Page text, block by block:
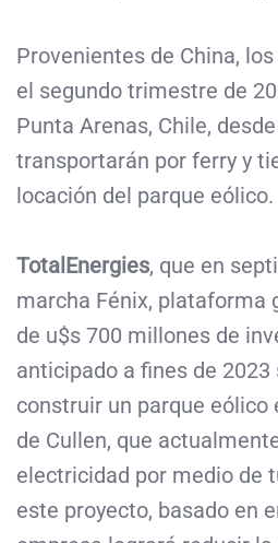
Provenientes de China,
el segundo trimestre de
Punta Arenas, Chile,
transportarán por ferry y
locación del parque eólico.
TotalEnergies, que en
marcha Fénix, plataforma
de u$s 700 millones de
anticipado a fines de
construir un parque eólico
de Cullen, que
electricidad por medio de
este proyecto, basado en